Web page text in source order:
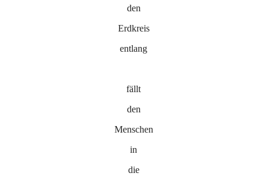
den
Erdkreis
entlang
fällt
den
Menschen
in
die